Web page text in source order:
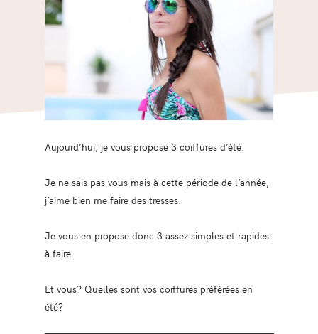
Aujourd’hui, je vous propose 3 coiffures d’été.
Je ne sais pas vous mais à cette période de l’année,
j’aime bien me faire des tresses.
Je vous en propose donc 3 assez simples et rapides
à faire.
Et vous? Quelles sont vos coiffures préférées en
été?